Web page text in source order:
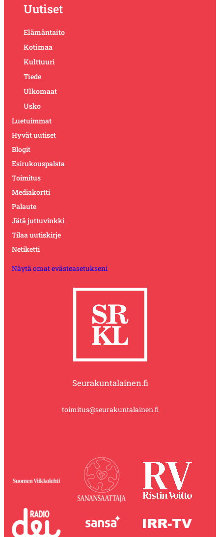
Uutiset
Elämäntaito
Kotimaa
Kulttuuri
Tiede
Ulkomaat
Usko
Luetuimmat
Hyvät uutiset
Blogit
Esirukouspalsta
Toimitus
Mediakortti
Palaute
Jätä juttuvinkki
Tilaa uutiskirje
Netiketti
Näytä omat evästeasetukseni
Seurakuntalainen.fi
toimitus@seurakuntalainen.fi